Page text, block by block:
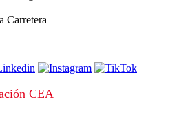
CEA